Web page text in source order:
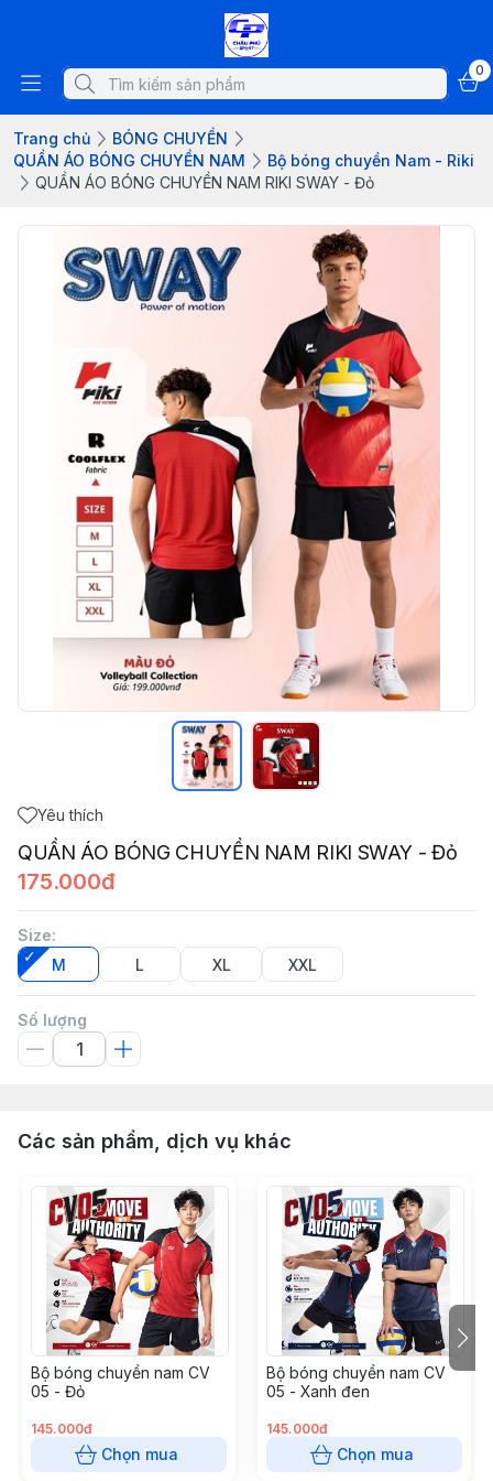
0
Trang chủ
BÓNG CHUYỀN
QUẦN ÁO BÓNG CHUYỀN NAM
Bộ bóng chuyền Nam - Riki
QUẦN ÁO BÓNG CHUYỀN NAM RIKI SWAY - Đỏ
Yêu thích
QUẦN ÁO BÓNG CHUYỀN NAM RIKI SWAY - Đỏ
175.000đ
Size:
M
L XL XXL
Số lượng
Các sản phẩm, dịch vụ khác
Bộ bóng chuyền nam CV
05 - Đỏ
145.000đ
Chọn mua
Bộ bóng chuyền nam CV
05 - Xanh đen
145.000đ
Chọn mua